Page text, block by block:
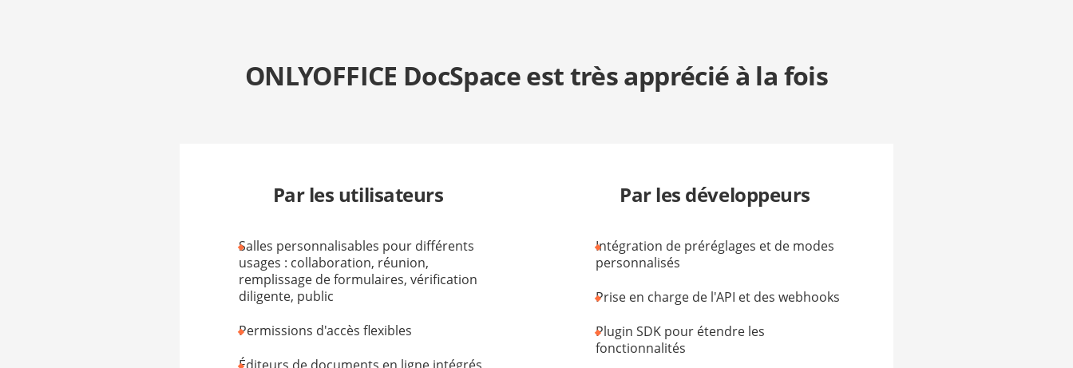
ONLYOFFICE DocSpace est très apprécié à la fois
Par les utilisateurs
Salles personnalisables pour différents
usages : collaboration, réunion,
remplissage de formulaires, vérification
diligente, public
Permissions d'accès flexibles
Par les développeurs
Intégration de préréglages et de modes
personnalisés
Prise en charge de l'API et des webhooks
Plugin SDK pour étendre les
fonctionnalités